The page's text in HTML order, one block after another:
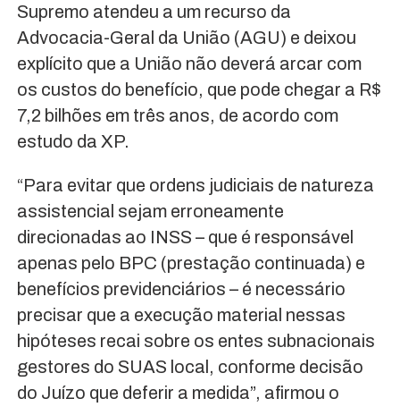
Supremo atendeu a um recurso da
Advocacia-Geral da União (AGU) e deixou
explícito que a União não deverá arcar com
os custos do benefício, que pode chegar a R$
7,2 bilhões em três anos, de acordo com
estudo da XP.
“Para evitar que ordens judiciais de natureza
assistencial sejam erroneamente
direcionadas ao INSS – que é responsável
apenas pelo BPC (prestação continuada) e
benefícios previdenciários – é necessário
precisar que a execução material nessas
hipóteses recai sobre os entes subnacionais
gestores do SUAS local, conforme decisão
do Juízo que deferir a medida”, afirmou o